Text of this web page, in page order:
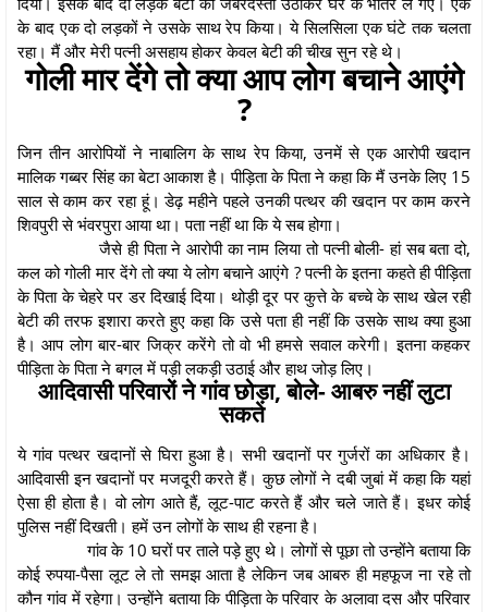
के बाद एक दो लड़कों ने उसके साथ रेप किया। ये सिलसिला एक घंटे तक चलता
रहा। मैं और मेरी पत्नी असहाय होकर केवल बेटी की चीख सुन रहे थे।
गोली मार देंगे तो क्या आप लोग बचाने आएंगे
?
जिन तीन आरोपियों ने नाबालिग के साथ रेप किया, उनमें से एक आरोपी खदान
मालिक गब्बर सिंह का बेटा आकाश है। पीड़िता के पिता ने कहा कि मैं उनके लिए 15
साल से काम कर रहा हूं। डेढ़ महीने पहले उनकी पत्थर की खदान पर काम करने
शिवपुरी से भंवरपुरा आया था। पता नहीं था कि ये सब होगा।
जैसे ही पिता ने आरोपी का नाम लिया तो पत्नी बोली- हां सब बता दो,
कल को गोली मार देंगे तो क्या ये लोग बचाने आएंगे ? पत्नी के इतना कहते ही पीड़िता
के पिता के चेहरे पर डर दिखाई दिया। थोड़ी दूर पर कुत्ते के बच्चे के साथ खेल रही
बेटी की तरफ इशारा करते हुए कहा कि उसे पता ही नहीं कि उसके साथ क्या हुआ
है। आप लोग बार-बार जिक्र करेंगे तो वो भी हमसे सवाल करेगी। इतना कहकर
पीड़िता के पिता ने बगल में पड़ी लकड़ी उठाई और हाथ जोड़ लिए।
आदिवासी परिवारों ने गांव छोड़ा, बोले- आबरु नहीं लुटा
सकते
ये गांव पत्थर खदानों से घिरा हुआ है। सभी खदानों पर गुर्जरों का अधिकार है।
आदिवासी इन खदानों पर मजदूरी करते हैं। कुछ लोगों ने दबी जुबां में कहा कि यहां
ऐसा ही होता है। वो लोग आते हैं, लूट-पाट करते हैं और चले जाते हैं। इधर कोई
पुलिस नहीं दिखती। हमें उन लोगों के साथ ही रहना है।
गांव के 10 घरों पर ताले पड़े हुए थे। लोगों से पूछा तो उन्होंने बताया कि
कोई रुपया-पैसा लूट ले तो समझ आता है लेकिन जब आबरु ही महफूज ना रहे तो
कौन गांव में रहेगा। उन्होंने बताया कि पीड़िता के परिवार के अलावा दस और परिवार